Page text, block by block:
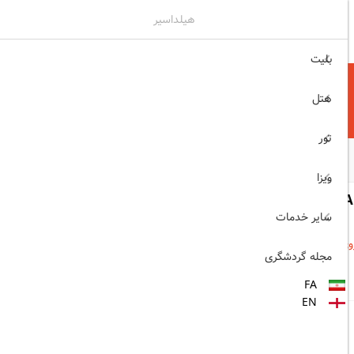
۰۲۱۷۷۶۵۵۹۶۰
نقشه)
هیلداسیر
بلیت
هتل
تور
ویزا
سایر خدمات
مجله گردشگری
FA
EN